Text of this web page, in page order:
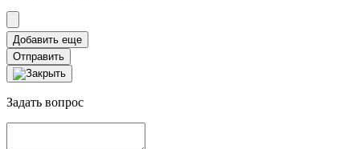
Отправить
Задать вопрос